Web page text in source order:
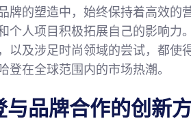
牌的塑造中，始终保持着高效的
个人项目积极拓展自己的影响力
以及涉足时尚领域的尝试，都使
登在全球范围内的市场热潮。
与品牌合作的创新